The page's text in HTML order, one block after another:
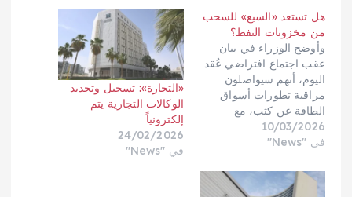
هل تستعد «السبع» للسحب
من مخزونات النفط؟
وأوضح الوزراء في بيان
عقب اجتماع افتراضي عُقد
اليوم، أنهم سيواصلون
مراقبة تطورات أسواق
الطاقة عن كثب، مع
الاستعداد لعقد اجتماعات
إضافية لتبادل المعلومات
ومع الشركاء الدوليين.وقال
البيان: «نحن مستعدون
10/03/2026
في "News"
«التجارة»: تسجيل وتجديد
الوكالات التجارية يتم
إلكترونياً
24/02/2026
في "News"